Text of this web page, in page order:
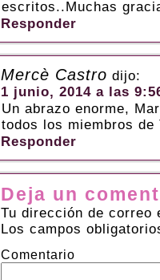
escritos..Muchas
Responder
Mercè Castro dijo:
1 junio, 2014 a las
Un abrazo enorme,
todos los miembros de
Responder
Deja un
Tu dirección de correo
Los campos
Comentario